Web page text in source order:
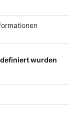
aber in sich
Derulo und